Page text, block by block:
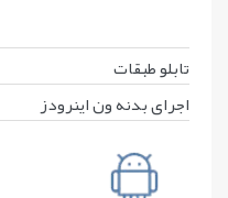
تابلو طبقات
اجرای بدنه ون اینرودز